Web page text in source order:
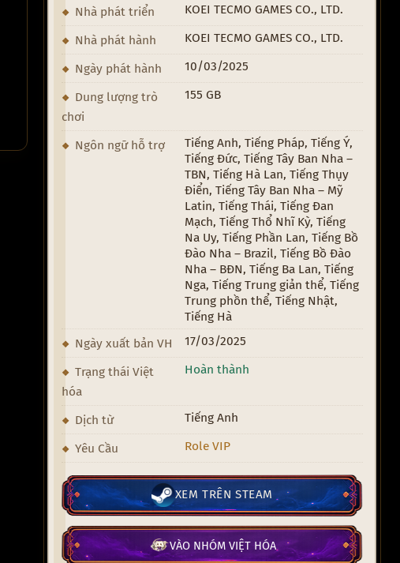
Nhà phát triển
KOEI TECMO GAMES CO., LTD.
Nhà phát hành KOEI TECMO GAMES CO., LTD.
Ngày phát hành 10/03/2025
Dung lượng trò
chơi
155 GB
Ngôn ngữ hỗ trợ
Tiếng Anh, Tiếng Pháp, Tiếng Ý,
Tiếng Đức, Tiếng Tây Ban Nha –
TBN, Tiếng Hà Lan, Tiếng Thụy
Điển, Tiếng Tây Ban Nha – Mỹ
Latin, Tiếng Thái, Tiếng Đan
Mạch, Tiếng Thổ Nhĩ Kỳ, Tiếng
Na Uy, Tiếng Phần Lan, Tiếng Bồ
Đào Nha – Brazil, Tiếng Bồ Đào
Nha – BĐN, Tiếng Ba Lan, Tiếng
Nga, Tiếng Trung giản thể, Tiếng
Trung phồn thể, Tiếng Nhật,
Tiếng Hà
Ngày xuất bản VH
17/03/2025
Trạng thái Việt
hóa
Hoàn thành
Dịch từ Tiếng Anh
Yêu Cầu Role VIP
XEM TRÊN STEAM
VÀO NHÓM VIỆT HÓA